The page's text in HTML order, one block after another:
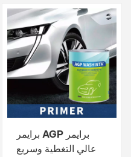
Русский
Español
한국어
برايمر AGP برايمر
عالي التغطية وسريع